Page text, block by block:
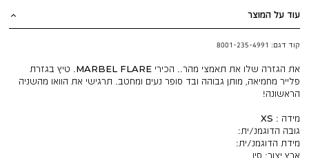
עוד על המוצר
קוד דגם: 8001-235-4991
את הגזרה שלו את תאמצי מהר.. הכירי MARBEL FLARE. טיץ בגזרת
פלייר מחמיאה, מותן גבוהה ובד סופר נעים ומחטב. תרגישי את הוואו מהשניה
הראשונה!
מידה : XS
גובה הדוגמנ/ית:
מידת הדוגמנ/ית:
ארץ יצור: סין